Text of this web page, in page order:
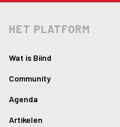
HET PLATFORM
Wat is Biind
Community
Agenda
Artikelen